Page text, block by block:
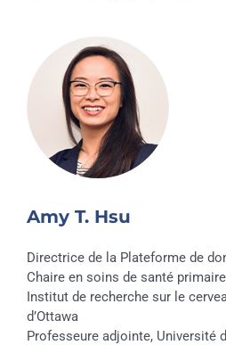
Amy T. Hsu
Directrice de la Plateforme de
Chaire en soins de santé
Institut de recherche sur le
d’Ottawa
Professeure adjointe, Université